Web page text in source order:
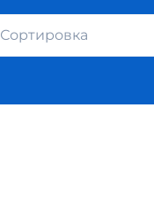
Сортировка